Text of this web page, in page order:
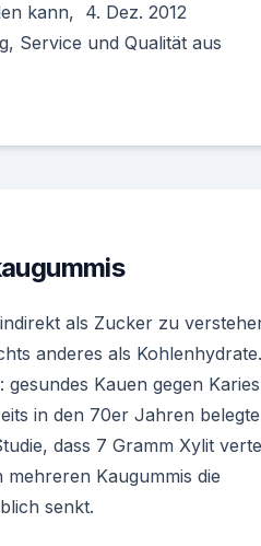
kann, 4. Dez. 2012
Service und Qualität aus
als Zucker zu
anderes als Kohlenhydrate.
gesundes Kauen gegen Karies
in den 70er Jahren belegte
dass 7 Gramm Xylit
mehreren Kaugummis die
senkt.